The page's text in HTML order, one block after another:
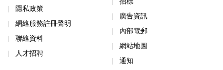
隱私政策
網絡服務註冊聲明
聯絡資料
人才招聘
廣告資訊
內部電郵
網站地圖
通知